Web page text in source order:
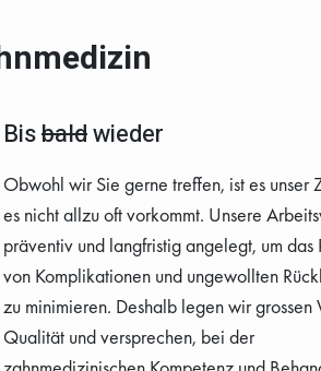
Bisbaldwieder
Obwohl wir Sie gerne treffen, ist es unser
es nicht allzu oft vorkommt. Unsere
präventiv und langfristig angelegt, um das
von Komplikationen und ungewollten
zu minimieren. Deshalb legen wir grossen
Qualität und versprechen, bei der